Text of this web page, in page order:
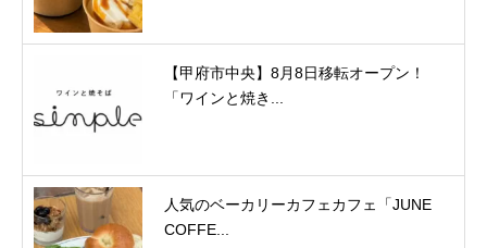
【甲府市中央】8月8日移転オープン！
「ワインと焼き...
人気のベーカリーカフェカフェ「JUNE
COFFE...